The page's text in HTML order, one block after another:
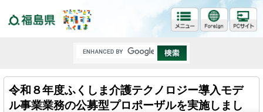
令和８年度ふくしま介護テクノロジー導入モデ
ル事業業務の公募型プロポーザルを実施しまし